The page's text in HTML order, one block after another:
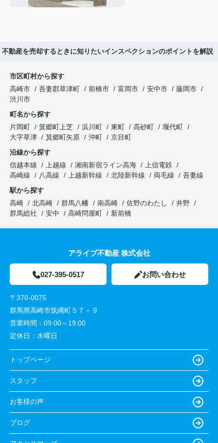
不動産を売却するときに知りたいインスペクションのポイントを解説
市区町村から探す
高崎市
吾妻郡草津町 前橋市 富岡市 安中市
藤岡市
渋川市
町名から探す
片岡町
箕郷町上芝 浜川町 東町 高砂町
堰代町
大字草津
箕郷町矢原 沖町
京目町
沿線から探す
信越本線
上越線 湘南新宿ライン高海
上信電鉄
高崎線
八高線 上越新幹線 北陸新幹線 両毛線
吾妻線
駅から探す
高崎
北高崎 群馬八幡 南高崎 佐野のわたし
井野
群馬総社
安中 高崎問屋町 新前橋
アライブ不動産 株式会社
027-395-0517 お問い合わせ
〒370-0075
群馬県高崎市筑縄町５７－９
営業時間： 09:00～19:00
定休日： 水曜日
トップページ
スタッフ
お客様の声
ブログ